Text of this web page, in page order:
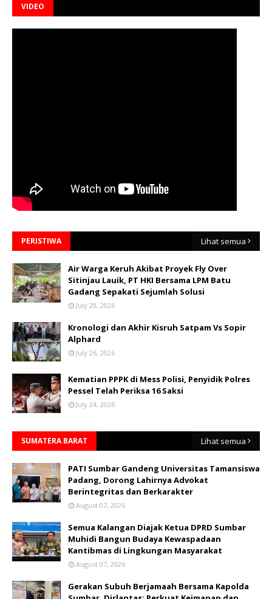
VIDEO
PERISTIWA Lihat semua
Air Warga Keruh Akibat Proyek Fly Over
Sitinjau Lauik, PT HKI Bersama LPM Batu
Gadang Sepakati Sejumlah Solusi
July 29, 2026
Kronologi dan Akhir Kisruh Satpam Vs Sopir
Alphard
July 26, 2026
Kematian PPPK di Mess Polisi, Penyidik Polres
Pessel Telah Periksa 16 Saksi
July 24, 2026
SUMATERA BARAT Lihat semua
PATI Sumbar Gandeng Universitas Tamansiswa
Padang, Dorong Lahirnya Advokat
Berintegritas dan Berkarakter
August 07, 2026
Semua Kalangan Diajak Ketua DPRD Sumbar
Muhidi Bangun Budaya Kewaspadaan
Kantibmas di Lingkungan Masyarakat
August 07, 2026
Gerakan Subuh Berjamaah Bersama Kapolda